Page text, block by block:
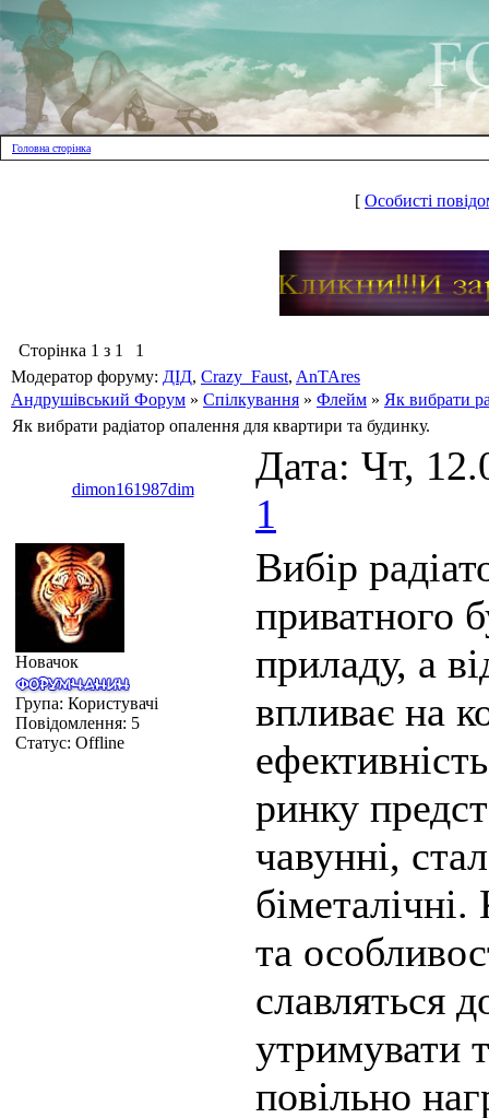
Головна сторінка
[ Особисті
Сторінка 1 з 1
1
Модератор форуму: ДІД, Crazy_Faust, AnTAres
Андрушівський Форум » Спілкування » Флейм » Як вибрати
Як вибрати радіатор опалення для квартири та будинку.
dimon161987dim
Дата: Чт,
1
Новачок
Група: Користувачі
Повідомлення: 5
Статус: Offline
Вибір
приватного
приладу, а
впливає на
ринку
чавунні,
та
славляться
утримувати
повільно